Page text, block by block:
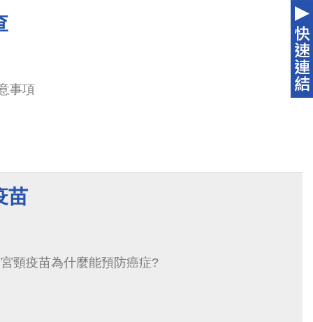
事項
苗
頸疫苗為什麼能預防癌症?